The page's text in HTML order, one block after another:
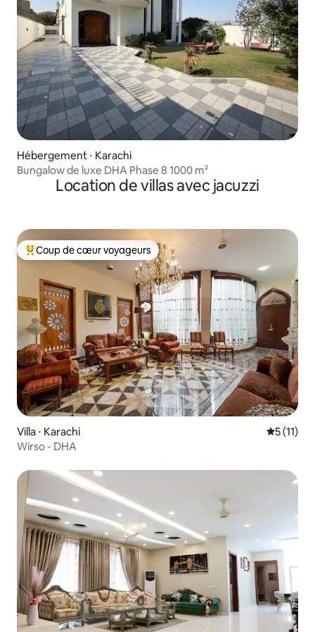
Hébergement ⋅ Karachi
Bungalow de luxe DHA Phase 8 1000 m²
Location de villas avec jacuzzi
Coups de cœur voyageurs les plus appréciés
Coup de cœur voyageurs
Villa ⋅ Karachi
5 (11)
Wirso - DHA